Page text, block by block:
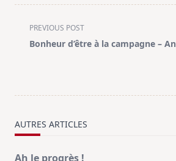
<span
class="nav-
text">Page</span>
PREVIOUS POST
Bonheur d’être à la campagne –
AUTRES ARTICLES
Ah le progrès !